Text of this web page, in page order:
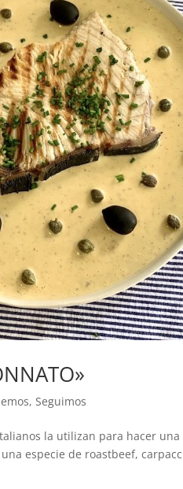
, Seguimos
la utilizan para hacer
especie de roastbeef,